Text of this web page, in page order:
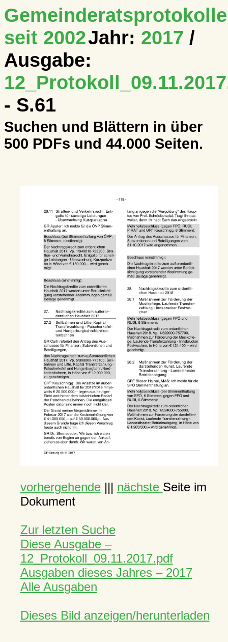
Gemeinderatsprotokolle
seit 2002Jahr: 2017 /
Ausgabe:
- S.61
Suchen und Blättern in über
500 PDFs und 44.000 Seiten.
vorhergehende||| nächste Seite im
Dokument
Zur letzten Suche
Diese Ausgabe –
12_Protokoll_09.11.2017.pdf
Ausgaben dieses Jahres – 2017
Alle Ausgaben
Dieses Bild anzeigen/herunterladen